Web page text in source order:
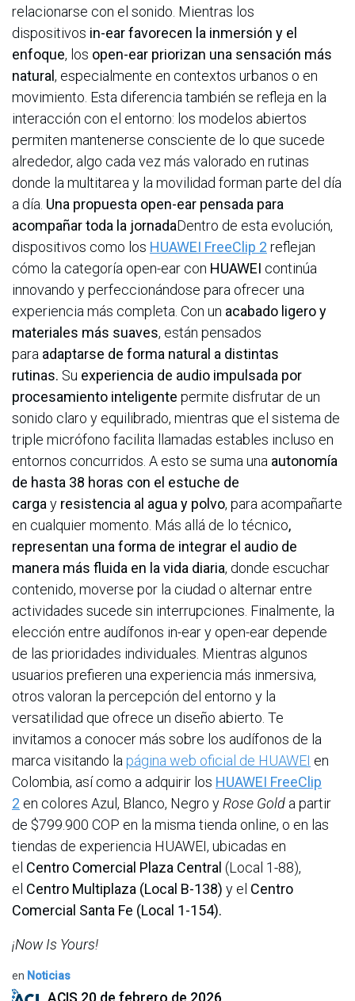
relacionarse con el sonido. Mientras los
dispositivos in-ear favorecen la inmersión y el
enfoque, los open-ear priorizan una sensación más
natural, especialmente en contextos urbanos o en
movimiento. Esta diferencia también se refleja en la
interacción con el entorno: los modelos abiertos
permiten mantenerse consciente de lo que sucede
alrededor, algo cada vez más valorado en rutinas
donde la multitarea y la movilidad forman parte del día
a día. Una propuesta open-ear pensada para
acompañar toda la jornadaDentro de esta evolución,
dispositivos como los HUAWEI FreeClip 2 reflejan
cómo la categoría open-ear con HUAWEI continúa
innovando y perfeccionándose para ofrecer una
experiencia más completa. Con un acabado ligero y
materiales más suaves, están pensados
para adaptarse de forma natural a distintas
rutinas. Su experiencia de audio impulsada por
procesamiento inteligente permite disfrutar de un
sonido claro y equilibrado, mientras que el sistema de
triple micrófono facilita llamadas estables incluso en
entornos concurridos. A esto se suma una autonomía
de hasta 38 horas con el estuche de
cargay resistencia al agua y polvo, para acompañarte
en cualquier momento. Más allá de lo técnico,
representan una forma de integrar el audio de
manera más fluida en la vida diaria, donde escuchar
contenido, moverse por la ciudad o alternar entre
actividades sucede sin interrupciones. Finalmente, la
elección entre audífonos in-ear y open-ear depende
de las prioridades individuales. Mientras algunos
usuarios prefieren una experiencia más inmersiva,
otros valoran la percepción del entorno y la
versatilidad que ofrece un diseño abierto. Te
invitamos a conocer más sobre los audífonos de la
marca visitando la página web oficial de HUAWEI en
Colombia, así como a adquirir los HUAWEI FreeClip
2 en colores Azul, Blanco, Negro yRose Gold a partir
de $799.900 COP en la misma tienda online, o en las
tiendas de experiencia HUAWEI, ubicadas en
el Centro Comercial Plaza Central (Local 1-88),
el Centro Multiplaza (Local B-138) y el Centro
Comercial Santa Fe (Local 1-154).
¡Now Is Yours!
en Noticias